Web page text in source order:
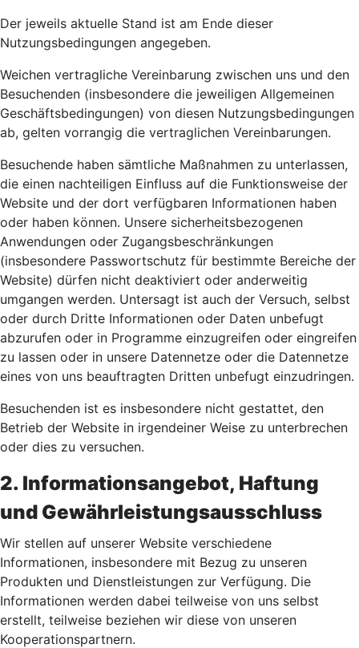
Der jeweils aktuelle Stand ist am Ende dieser
Nutzungsbedingungen angegeben.
Weichen vertragliche Vereinbarung zwischen uns und den
Besuchenden (insbesondere die jeweiligen Allgemeinen
Geschäftsbedingungen) von diesen Nutzungsbedingungen
ab, gelten vorrangig die vertraglichen Vereinbarungen.
Besuchende haben sämtliche Maßnahmen zu unterlassen,
die einen nachteiligen Einfluss auf die Funktionsweise der
Website und der dort verfügbaren Informationen haben
oder haben können. Unsere sicherheitsbezogenen
Anwendungen oder Zugangsbeschränkungen
(insbesondere Passwortschutz für bestimmte Bereiche der
Website) dürfen nicht deaktiviert oder anderweitig
umgangen werden. Untersagt ist auch der Versuch, selbst
oder durch Dritte Informationen oder Daten unbefugt
abzurufen oder in Programme einzugreifen oder eingreifen
zu lassen oder in unsere Datennetze oder die Datennetze
eines von uns beauftragten Dritten unbefugt einzudringen.
Besuchenden ist es insbesondere nicht gestattet, den
Betrieb der Website in irgendeiner Weise zu unterbrechen
oder dies zu versuchen.
2. Informationsangebot, Haftung
und Gewährleistungsausschluss
Wir stellen auf unserer Website verschiedene
Informationen, insbesondere mit Bezug zu unseren
Produkten und Dienstleistungen zur Verfügung. Die
Informationen werden dabei teilweise von uns selbst
erstellt, teilweise beziehen wir diese von unseren
Kooperationspartnern.